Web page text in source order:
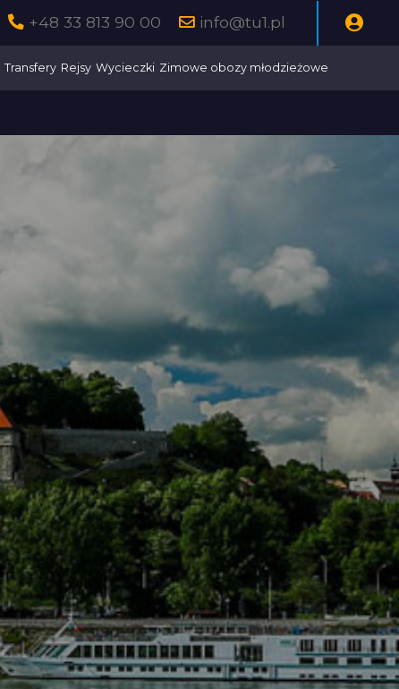
+48 33 813 90 00 info@tu1.pl
Transfery Rejsy Wycieczki Zimowe obozy młodzieżowe